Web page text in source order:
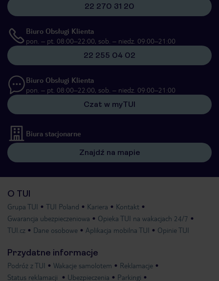
22 270 31 20
Biuro Obsługi Klienta
pon. – pt. 08:00–22:00, sob. – niedz. 09:00–21:00
22 255 04 02
Biuro Obsługi Klienta
pon. – pt. 08:00–22:00, sob. – niedz. 09:00–21:00
Czat w myTUI
Biura stacjonarne
Znajdź na mapie
O TUI
Grupa TUI TUI Poland Kariera
Kontakt
Gwarancja ubezpieczeniowa
Opieka TUI na wakacjach 24/7
TUI.cz
Dane osobowe Aplikacja mobilna TUI Opinie TUI
Przydatne informacje
Podróż z TUI Wakacje samolotem
Reklamacje
Status reklamacji
Ubezpieczenia Parkingi